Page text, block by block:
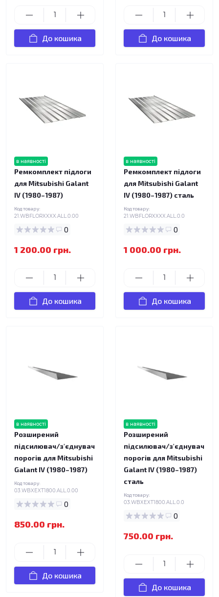
До кошика До кошика
в наявності
Ремкомплект підлоги
для Mitsubishi Galant
IV (1980–1987)
Код товару:
21.WBFLORXXXX.ALL.0.00
0
1 200.00 грн.
До кошика
в наявності
Ремкомплект підлоги
для Mitsubishi Galant
IV (1980–1987) сталь
Код товару:
21.WBFLORXXXX.ALL.0.0
0
1 000.00 грн.
До кошика
в наявності
Розширений
підсилювач/з'єднувач
порогів для Mitsubishi
Galant IV (1980–1987)
Код товару:
03.WBXEXT1800.ALL.0.00
0
850.00 грн.
До кошика
в наявності
Розширений
підсилювач/з'єднувач
порогів для Mitsubishi
Galant IV (1980–1987)
сталь
Код товару:
03.WBXEXT1800.ALL.0.0
0
750.00 грн.
До кошика